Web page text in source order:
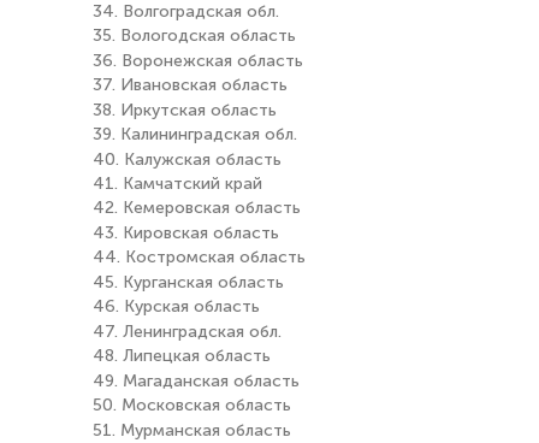
34. Волгоградская обл.
35. Вологодская область
36. Воронежская область
37. Ивановская область
38. Иркутская область
39. Калининградская обл.
40. Калужская область
41. Камчатский край
42. Кемеровская область
43. Кировская область
44. Костромская область
45. Курганская область
46. Курская область
47. Ленинградская обл.
48. Липецкая область
49. Магаданская область
50. Московская область
51. Мурманская область